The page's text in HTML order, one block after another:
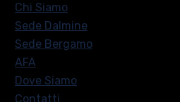
Chi Siamo
Sede Dalmine
Sede Bergamo
AFA
Dove Siamo
Contatti